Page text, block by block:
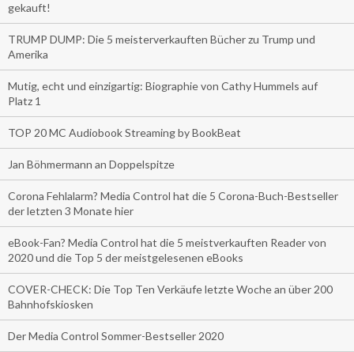
gekauft!
TRUMP DUMP: Die 5 meisterverkauften Bücher zu Trump und
Amerika
Mutig, echt und einzigartig: Biographie von Cathy Hummels auf
Platz 1
TOP 20 MC Audiobook Streaming by BookBeat
Jan Böhmermann an Doppelspitze
Corona Fehlalarm? Media Control hat die 5 Corona-Buch-Bestseller
der letzten 3 Monate hier
eBook-Fan? Media Control hat die 5 meistverkauften Reader von
2020 und die Top 5 der meistgelesenen eBooks
COVER-CHECK: Die Top Ten Verkäufe letzte Woche an über 200
Bahnhofskiosken
Der Media Control Sommer-Bestseller 2020